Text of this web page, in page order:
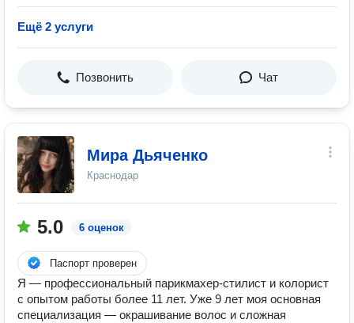
Ещё 2 услуги
Позвонить Чат
Мира Дьяченко
Краснодар
5.0 6 оценок
Паспорт проверен
Я — профессиональный парикмахер-стилист и колорист
с опытом работы более 11 лет. Уже 9 лет моя основная
специализация — окрашивание волос и сложная